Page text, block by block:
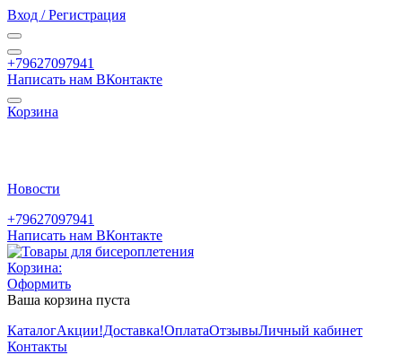
Вход / Регистрация
+79627097941
Написать нам ВКонтакте
Корзина
Новости
+79627097941
Написать нам ВКонтакте
Корзина:
Оформить
Ваша корзина пуста
КаталогАкции!Доставка!ОплатаОтзывыЛичный кабинет
Контакты